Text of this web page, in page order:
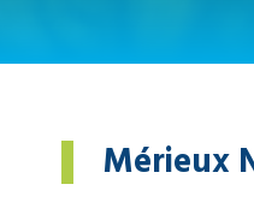
Mérieux